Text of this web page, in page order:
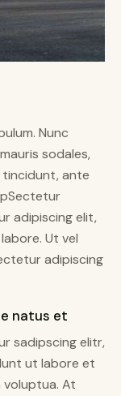
Nunc
sodales,
ante
adipiscing elit,
Ut vel
adipiscing
natus et
sadipscing elitr,
ut labore et
voluptua. At